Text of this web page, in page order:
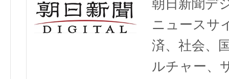
朝日新聞デ
ニュースサ
済、社会、
ルチャー、